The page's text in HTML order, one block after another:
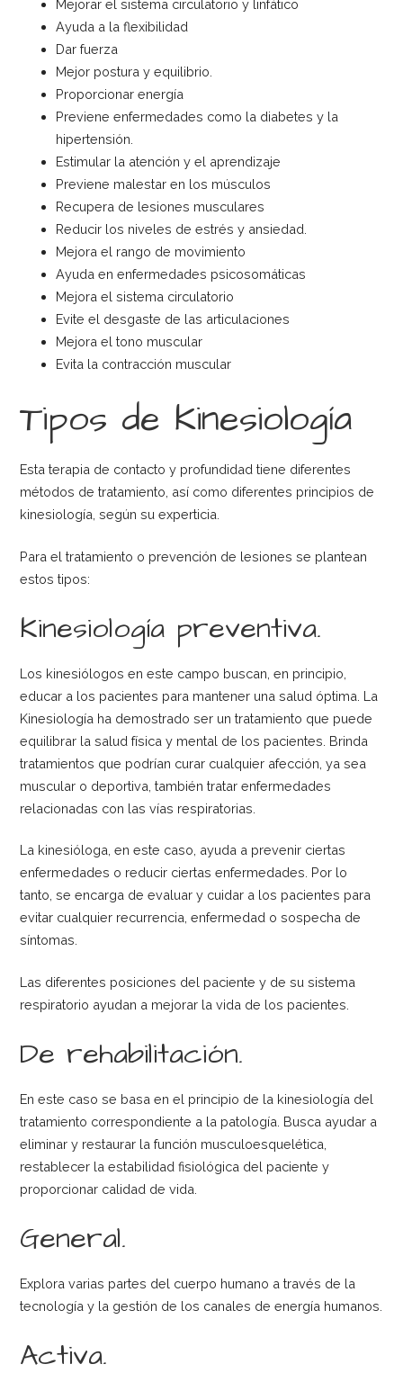
Mejorar el sistema circulatorio y linfático
Ayuda a la flexibilidad
Dar fuerza
Mejor postura y equilibrio.
Proporcionar energía
Previene enfermedades como la diabetes y la
hipertensión.
Estimular la atención y el aprendizaje
Previene malestar en los músculos
Recupera de lesiones musculares
Reducir los niveles de estrés y ansiedad.
Mejora el rango de movimiento
Ayuda en enfermedades psicosomáticas
Mejora el sistema circulatorio
Evite el desgaste de las articulaciones
Mejora el tono muscular
Evita la contracción muscular
Tipos de Kinesiología
Esta terapia de contacto y profundidad tiene diferentes
métodos de tratamiento, así como diferentes principios de
kinesiología, según su experticia.
Para el tratamiento o prevención de lesiones se plantean
estos tipos:
Kinesiología preventiva.
Los kinesiólogos en este campo buscan, en principio,
educar a los pacientes para mantener una salud óptima. La
Kinesiología ha demostrado ser un tratamiento que puede
equilibrar la salud física y mental de los pacientes. Brinda
tratamientos que podrían curar cualquier afección, ya sea
muscular o deportiva, también tratar enfermedades
relacionadas con las vías respiratorias.
La kinesióloga, en este caso, ayuda a prevenir ciertas
enfermedades o reducir ciertas enfermedades. Por lo
tanto, se encarga de evaluar y cuidar a los pacientes para
evitar cualquier recurrencia, enfermedad o sospecha de
síntomas.
Las diferentes posiciones del paciente y de su sistema
respiratorio ayudan a mejorar la vida de los pacientes.
De rehabilitación.
En este caso se basa en el principio de la kinesiología del
tratamiento correspondiente a la patología. Busca ayudar a
eliminar y restaurar la función musculoesquelética,
restablecer la estabilidad fisiológica del paciente y
proporcionar calidad de vida.
General.
Explora varias partes del cuerpo humano a través de la
tecnología y la gestión de los canales de energía humanos.
Activa.